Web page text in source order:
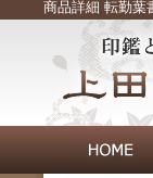
商品詳細 転勤